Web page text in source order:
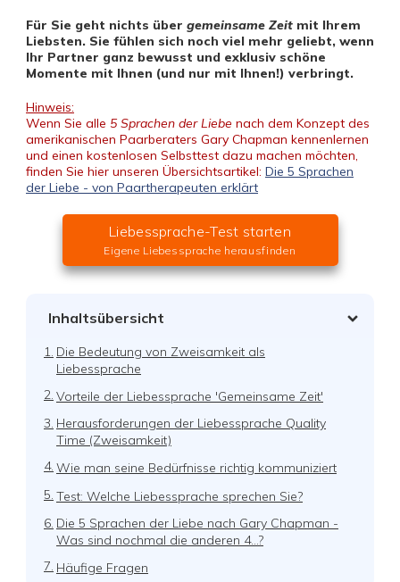
Für Sie geht nichts über gemeinsame Zeit mit Ihrem
Liebsten. Sie fühlen sich noch viel mehr geliebt, wenn
Ihr Partner ganz bewusst und exklusiv schöne
Momente mit Ihnen (und nur mit Ihnen!) verbringt.
Hinweis:
Wenn Sie alle 5 Sprachen der Liebe nach dem Konzept des
amerikanischen Paarberaters Gary Chapman kennenlernen
und einen kostenlosen Selbsttest dazu machen möchten,
finden Sie hier unseren Übersichtsartikel: Die 5 Sprachen
der Liebe - von Paartherapeuten erklärt
Liebessprache-Test starten
Eigene Liebessprache herausfinden
Inhaltsübersicht
1. Die Bedeutung von Zweisamkeit als
Liebessprache
2. Vorteile der Liebessprache 'Gemeinsame Zeit'
3. Herausforderungen der Liebessprache Quality
Time (Zweisamkeit)
4. Wie man seine Bedürfnisse richtig kommuniziert
5. Test: Welche Liebessprache sprechen Sie?
6. Die 5 Sprachen der Liebe nach Gary Chapman -
Was sind nochmal die anderen 4...?
7. Häufige Fragen